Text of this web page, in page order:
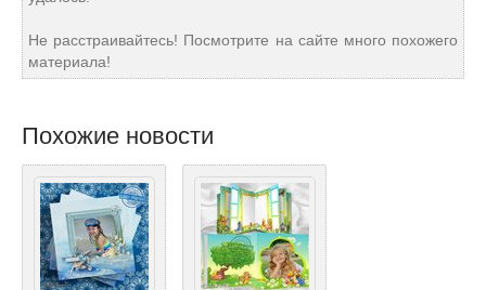
Не расстраивайтесь! Посмотрите на сайте много похожего
материала!
Похожие новости